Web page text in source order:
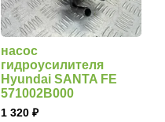
насос
гидроусилителя
Hyundai SANTA FE
571002B000
1 320